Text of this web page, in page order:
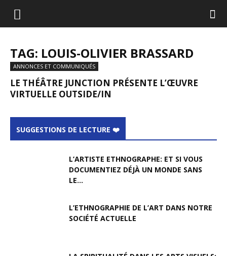
TAG: LOUIS-OLIVIER BRASSARD
ANNONCES ET COMMUNIQUÉS
LE THÉÂTRE JUNCTION PRÉSENTE L’ŒUVRE
VIRTUELLE OUTSIDE/IN
SUGGESTIONS DE LECTURE ❤️
L’ARTISTE ETHNOGRAPHE: ET SI VOUS
DOCUMENTIEZ DÉJÀ UN MONDE SANS
LE...
L’ETHNOGRAPHIE DE L’ART DANS NOTRE
SOCIÉTÉ ACTUELLE